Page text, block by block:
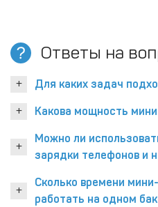
Ответы на
Для каких задач
Какова мощность
Можно ли
зарядки телефонов и
Сколько времени
работать на одном